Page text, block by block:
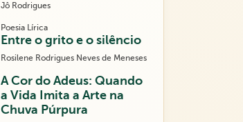
Jô Rodrigues
Poesia Lírica
Entre o grito e o silêncio
Rosilene Rodrigues Neves de Meneses
A Cor do Adeus: Quando
a Vida Imita a Arte na
Chuva Púrpura